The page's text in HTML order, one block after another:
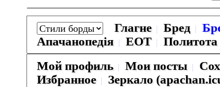
Глагне Бред
Апачанопедiя
ЕОТ
Политота
Мой профиль
Мои посты
Избранное
Зеркало